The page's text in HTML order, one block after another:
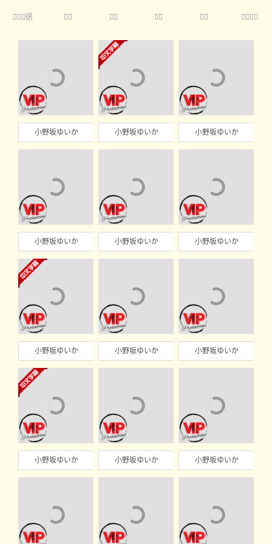
送     
小野坂ゆいか 小野坂ゆいか 小野坂ゆいか
小野坂ゆいか 小野坂ゆいか 小野坂ゆいか
小野坂ゆいか 小野坂ゆいか 小野坂ゆいか
小野坂ゆいか 小野坂ゆいか 小野坂ゆいか